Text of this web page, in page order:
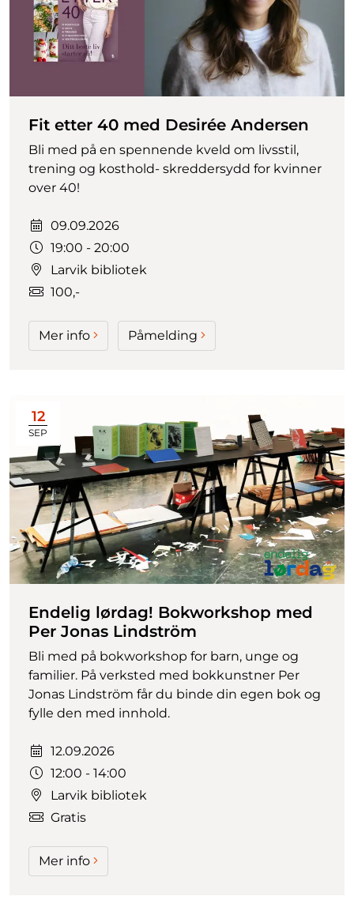
Fit etter 40 med Desirée Andersen
Bli med på en spennende kveld om livsstil,
trening og kosthold- skreddersydd for kvinner
over 40!
Dato:
09.09.2026
Tidspunkt:
19:00 - 20:00
Larvik bibliotek
100,-
Mer info Påmelding
Endelig lørdag! Bokworkshop med
Per Jonas Lindström
Bli med på bokworkshop for barn, unge og
familier. På verksted med bokkunstner Per
Jonas Lindström får du binde din egen bok og
fylle den med innhold.
Dato:
12.09.2026
Tidspunkt:
12:00 - 14:00
Larvik bibliotek
Gratis
Mer info
12
SEP